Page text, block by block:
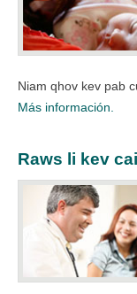
Niam qhov kev pab
Más información.
Raws li kev